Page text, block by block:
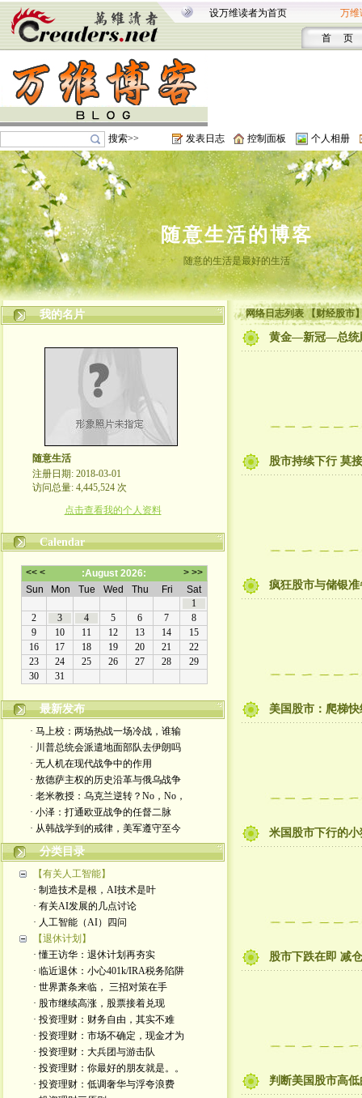
设万维读者为首页 万维
首 页
搜索>> 发表日志 控制面板 个人相册
随意生活的博客
随意的生活是最好的生活
我的名片
随意生活
注册日期: 2018-03-01
访问总量: 4,445,524 次
点击查看我的个人资料
Calendar
最新发布
· 马上校：两场热战一场冷战，谁输
· 川普总统会派遣地面部队去伊朗吗
· 无人机在现代战争中的作用
· 敖德萨主权的历史沿革与俄乌战争
· 老米教授：乌克兰逆转？No，No，
· 小泽：打通欧亚战争的任督二脉
· 从韩战学到的戒律，美军遵守至今
分类目录
【有关人工智能】
· 制造技术是根，AI技术是叶
· 有关AI发展的几点讨论
· 人工智能（AI）四问
【退休计划】
· 懂王访华：退休计划再夯实
· 临近退休：小心401k/IRA税务陷阱
· 世界萧条来临， 三招对策在手
· 股市继续高涨，股票接着兑现
· 投资理财：财务自由，其实不难
· 投资理财：市场不确定，现金才为
· 投资理财：大兵团与游击队
· 投资理财：你最好的朋友就是。。
· 投资理财：低调奢华与浮夸浪费
网络日志列表 【财经股市
黄金—新冠—总统
股市持续下行 莫
疯狂股市与储银准
美国股市：爬梯
米国股市下行的
股市下跌在即 减
判断美国股市高